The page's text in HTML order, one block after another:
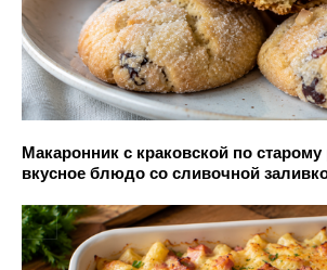
Макаронник с краковской по
вкусное блюдо со сливочной